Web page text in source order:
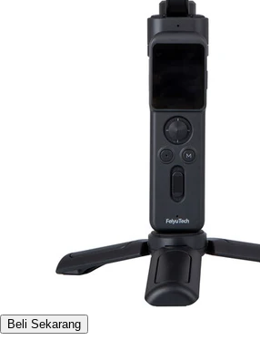
Beli Sekarang